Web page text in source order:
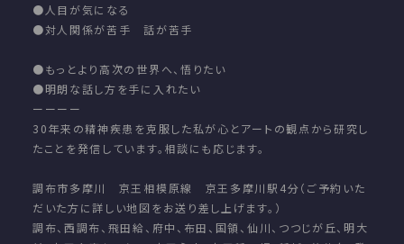
●人目が気になる
●対人関係が苦手 話が苦手
●もっとより高次の世界へ、悟りたい
●明朗な話し方を手に入れたい
ーーーー
30年来の精神疾患を克服した私が心とアートの観点から研究し
たことを発信しています。相談にも応じます。
調布市多摩川 京王相模原線 京王多摩川駅4分（ご予約いた
だいた方に詳しい地図をお送り差し上げます。）
調布、西調布、飛田給、府中、布田、国領、仙川、つつじが丘、明大